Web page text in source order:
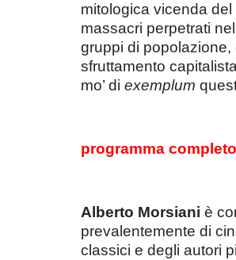
mitologica vicenda
massacri perpetrati
gruppi di popolazione,
sfruttamento
mo’ di exemplum
programma
Alberto Morsiani è
prevalentemente di
classici e degli autori